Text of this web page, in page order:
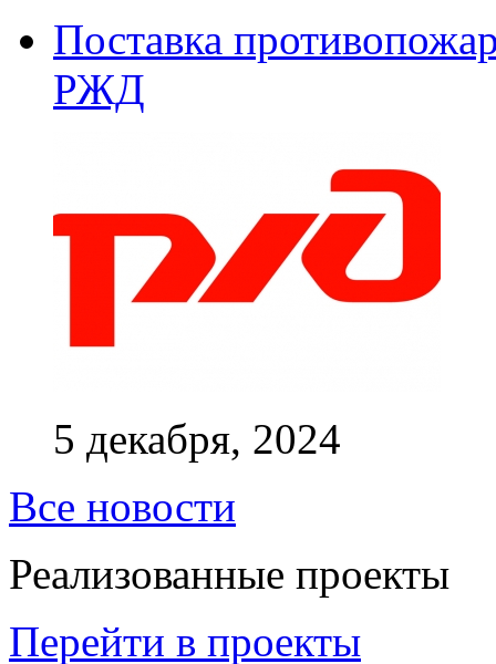
Поставка
РЖД
5 декабря, 2024
Все новости
Реализованные проекты
Перейти в проекты